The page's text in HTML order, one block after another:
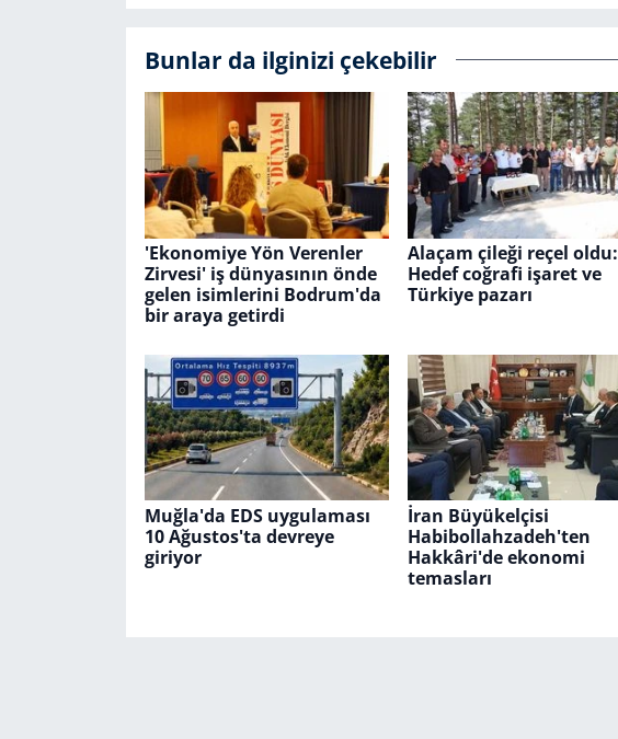
Bunlar da ilginizi çekebilir
'Ekonomiye Yön Verenler
Zirvesi' iş dünyasının önde
gelen isimlerini Bodrum'da
bir araya getirdi
Alaçam çileği reçel oldu:
Hedef coğrafi işaret ve
Türkiye pazarı
Muğla'da EDS uygulaması
10 Ağustos'ta devreye
giriyor
İran Büyükelçisi
Habibollahzadeh'ten
Hakkâri'de ekonomi
temasları